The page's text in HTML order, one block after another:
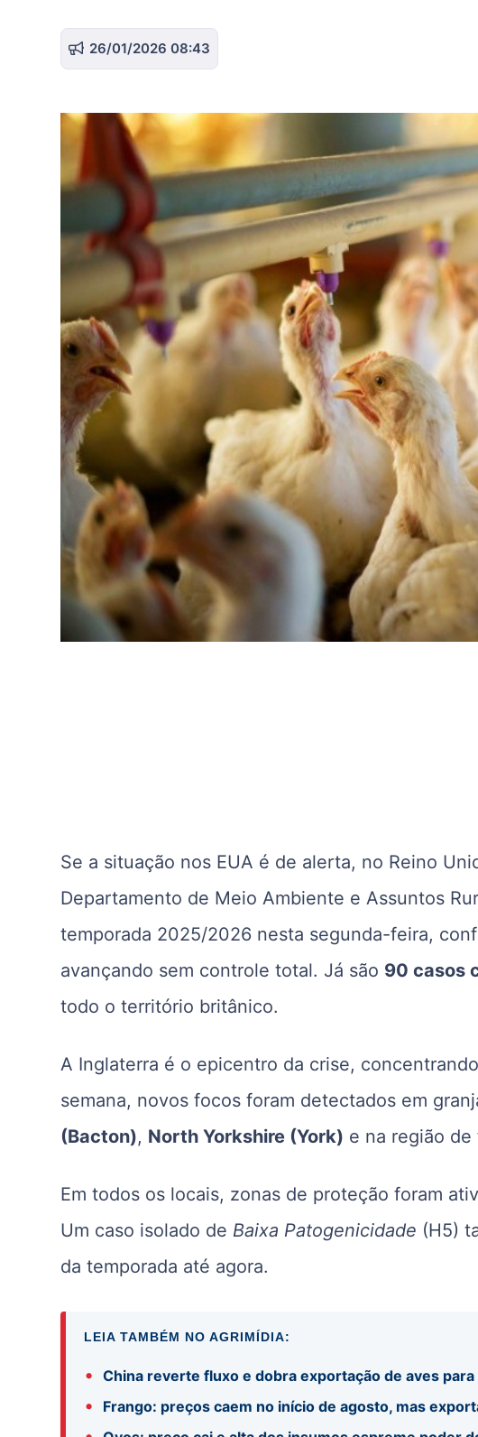
26/01/2026 08:43
Se a situação nos EUA é de alerta, no Reino
Departamento de Meio Ambiente e Assuntos
temporada 2025/2026 nesta segunda-feira,
avançando sem controle total. Já são 90 casos
todo o território britânico.
A Inglaterra é o epicentro da crise,
semana, novos focos foram detectados em
(Bacton), North Yorkshire (York) e na região
Em todos os locais, zonas de proteção foram
Um caso isolado de Baixa Patogenicidade (H5)
da temporada até agora.
LEIA TAMBÉM NO AGRIMÍDIA:
• China reverte fluxo e dobra exportação de aves para
• Frango: preços caem no início de agosto, mas